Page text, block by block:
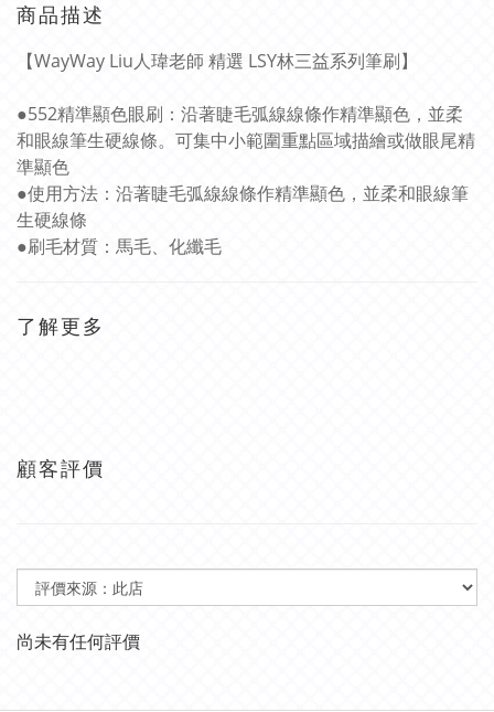
商品描述
【WayWay Liu人瑋老師 精選 LSY林三益系列筆刷】
●552精準顯色眼刷：沿著睫毛弧線線條作精準顯色，並柔
和眼線筆生硬線條。可集中小範圍重點區域描繪或做眼尾精
準顯色
●使用方法：沿著睫毛弧線線條作精準顯色，並柔和眼線筆
生硬線條
●刷毛材質：馬毛、化纖毛
了解更多
顧客評價
尚未有任何評價